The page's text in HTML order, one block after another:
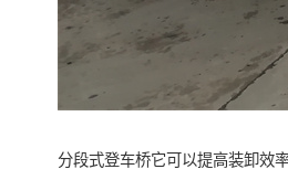
分段式登车桥它可以提高装卸效